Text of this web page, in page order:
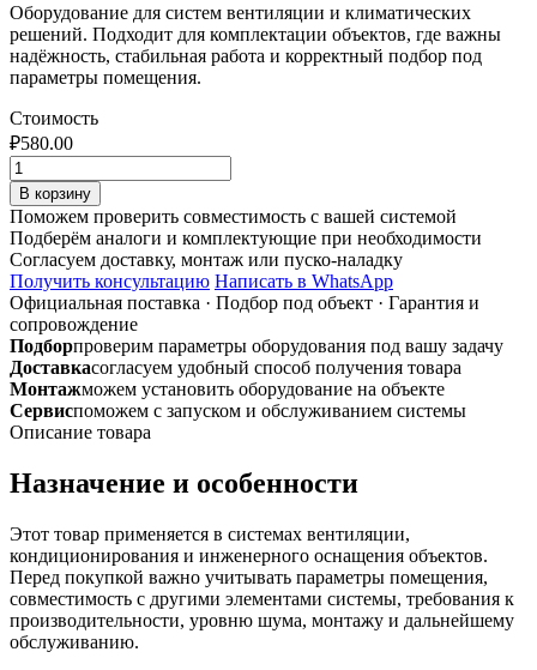
Оборудование для систем вентиляции и климатических
решений. Подходит для комплектации объектов, где важны
надёжность, стабильная работа и корректный подбор под
параметры помещения.
Стоимость
₽580.00
Количество
товара
Переход
315х125
из
оцинкованной
стали
В корзину
Поможем проверить совместимость с вашей системой
Подберём аналоги и комплектующие при необходимости
Согласуем доставку, монтаж или пуско-наладку
Получить консультацию Написать в WhatsApp
Официальная поставка · Подбор под объект · Гарантия и
сопровождение
Подборпроверим параметры оборудования под вашу задачу
Доставкасогласуем удобный способ получения товара
Монтажможем установить оборудование на объекте
Сервиспоможем с запуском и обслуживанием системы
Описание товара
Назначение и особенности
Этот товар применяется в системах вентиляции,
кондиционирования и инженерного оснащения объектов.
Перед покупкой важно учитывать параметры помещения,
совместимость с другими элементами системы, требования к
производительности, уровню шума, монтажу и дальнейшему
обслуживанию.